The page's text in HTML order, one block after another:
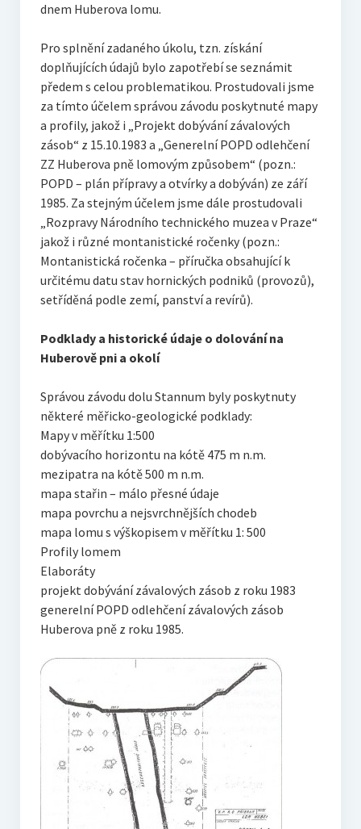
dnem Huberova lomu.
Pro splnění zadaného úkolu, tzn. získání
doplňujících údajů bylo zapotřebí se seznámit
předem s celou problematikou. Prostudovali jsme
za tímto účelem správou závodu poskytnuté mapy
a profily, jakož i „Projekt dobývání závalových
zásob“ z 15.10.1983 a „Generelní POPD odlehčení
ZZ Huberova pně lomovým způsobem“ (pozn.:
POPD – plán přípravy a otvírky a dobýván) ze září
1985. Za stejným účelem jsme dále prostudovali
„Rozpravy Národního technického muzea v Praze“
jakož i různé montanistické ročenky (pozn.:
Montanistická ročenka – příručka obsahující k
určitému datu stav hornických podniků (provozů),
setříděná podle zemí, panství a revírů).
Podklady a historické údaje o dolování na
Huberově pni a okolí
Správou závodu dolu Stannum byly poskytnuty
některé měřicko-geologické podklady:
Mapy v měřítku 1:500
dobývacího horizontu na kótě 475 m n.m.
mezipatra na kótě 500 m n.m.
mapa stařin – málo přesné údaje
mapa povrchu a nejsvrchnějších chodeb
mapa lomu s výškopisem v měřítku 1: 500
Profily lomem
Elaboráty
projekt dobývání závalových zásob z roku 1983
generelní POPD odlehčení závalových zásob
Huberova pně z roku 1985.